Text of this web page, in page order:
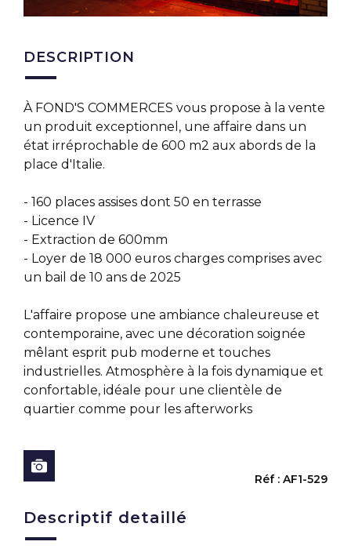
DESCRIPTION
À FOND'S COMMERCES vous propose à la vente
un produit exceptionnel, une affaire dans un
état irréprochable de 600 m2 aux abords de la
place d'Italie.
- 160 places assises dont 50 en terrasse
- Licence IV
- Extraction de 600mm
- Loyer de 18 000 euros charges comprises avec
un bail de 10 ans de 2025
L'affaire propose une ambiance chaleureuse et
contemporaine, avec une décoration soignée
mêlant esprit pub moderne et touches
industrielles. Atmosphère à la fois dynamique et
confortable, idéale pour une clientèle de
quartier comme pour les afterworks
Réf : AF1-529
Descriptif detaillé